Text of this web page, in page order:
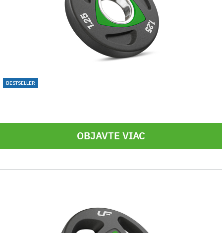
BESTSELLER
OBJAVTE VIAC